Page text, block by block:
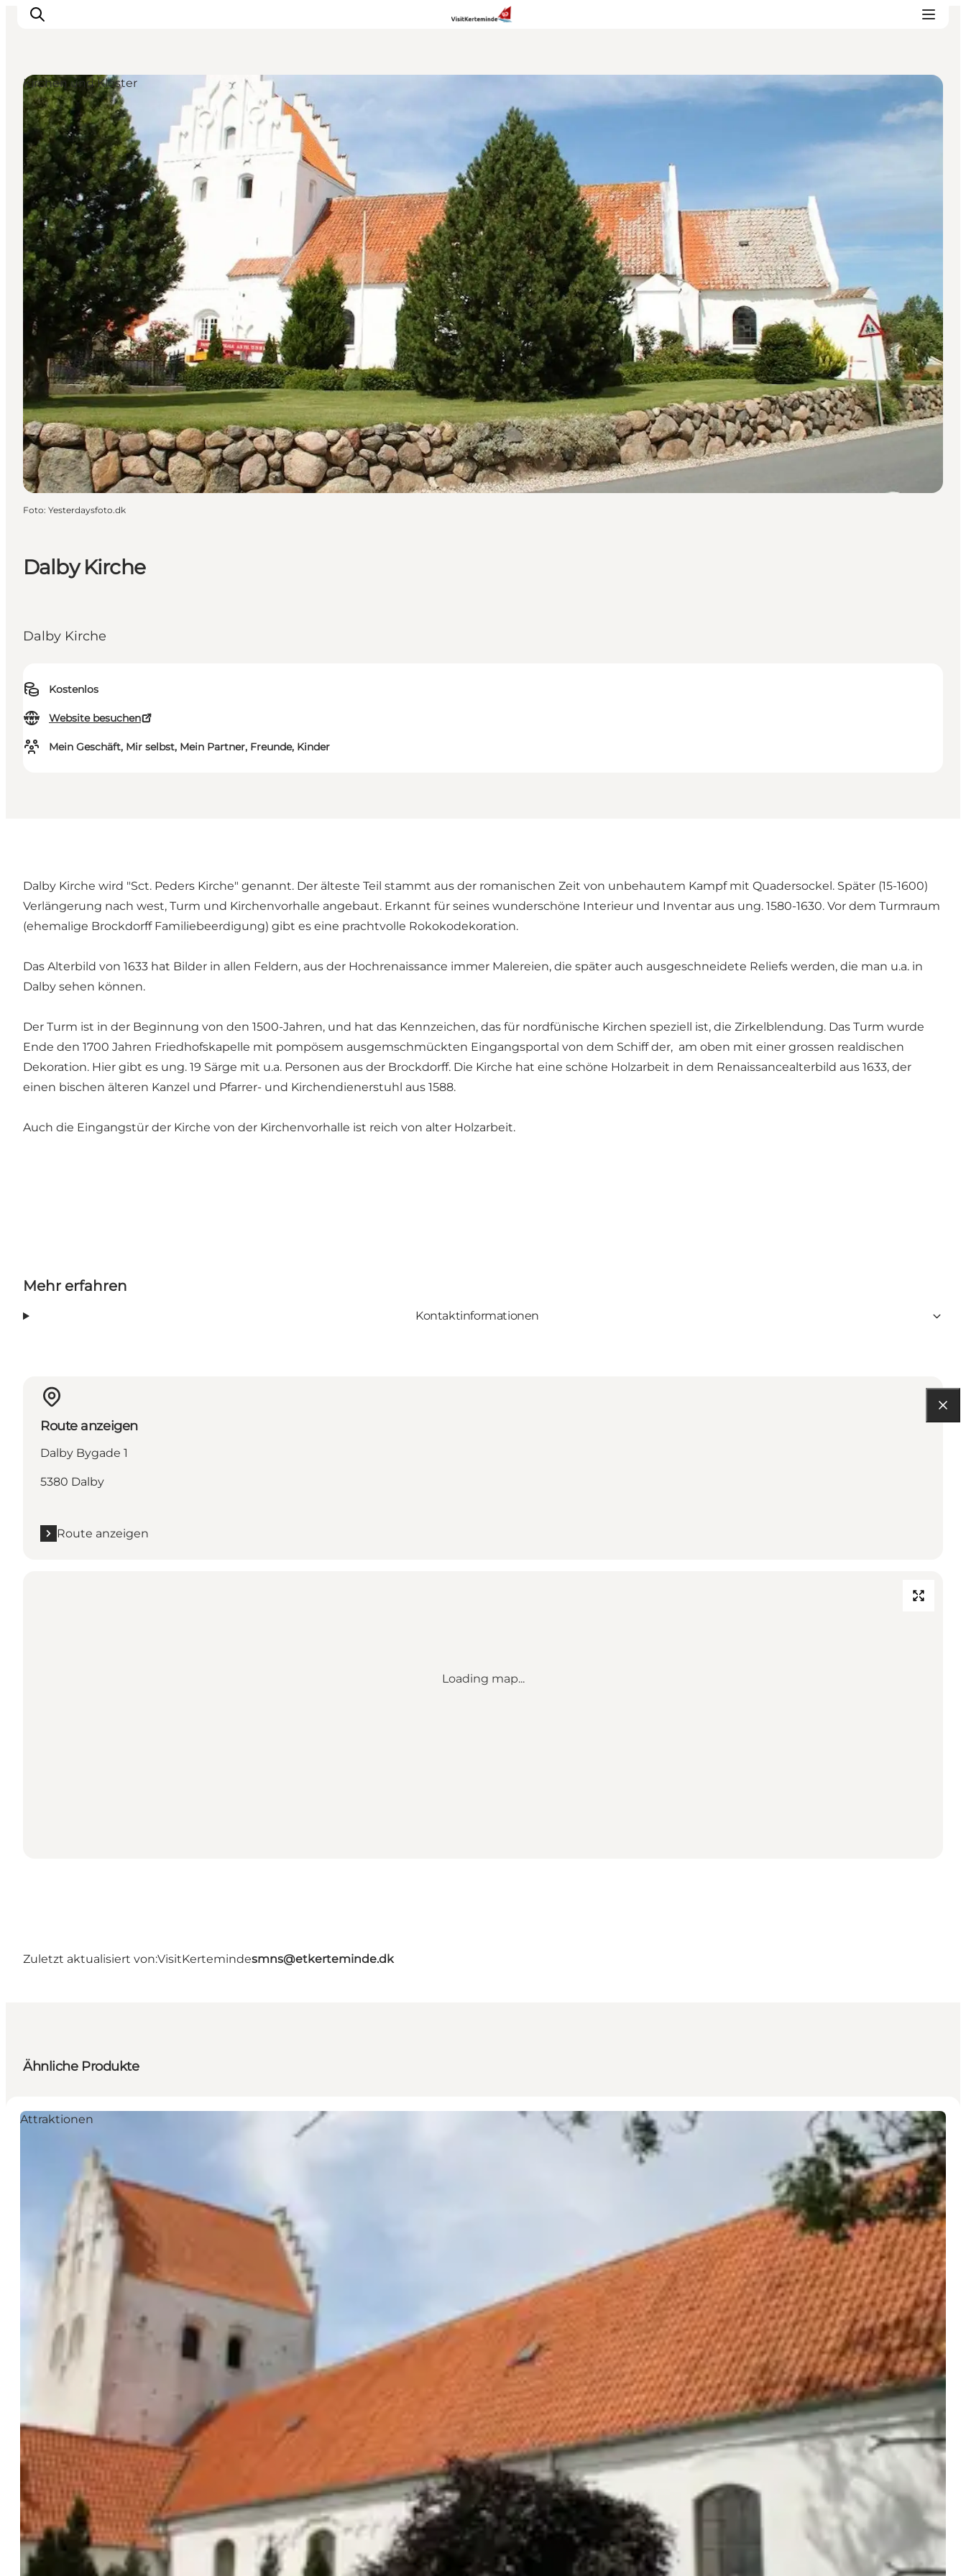
Sehenswürdigkeiten
Aktivitäten
Essen und trinken
Unterkünfte
Reiseplanung
Veranstaltungen
Dalby Kirche
Dalby Kirche
Kostenlos
Website besuchen
Mein Geschäft, Mir selbst, Mein Partner, Freunde, Kinder
Kirchen und Klöster
Foto: Yesterdaysfoto.dk
Dalby Kirche wird "Sct. Peders Kirche" genannt. Der älteste Teil stammt aus der romanischen Zeit von unbehautem Kampf mit Quadersockel. Später (15-1600)
Verlängerung nach west, Turm und Kirchenvorhalle angebaut. Erkannt für seines wunderschöne Interieur und Inventar aus ung. 1580-1630. Vor dem Turmraum
(ehemalige Brockdorff Familiebeerdigung) gibt es eine prachtvolle Rokokodekoration.
Das Alterbild von 1633 hat Bilder in allen Feldern, aus der Hochrenaissance immer Malereien, die später auch ausgeschneidete Reliefs werden, die man u.a. in
Dalby sehen können.
Der Turm ist in der Beginnung von den 1500-Jahren, und hat das Kennzeichen, das für nordfünische Kirchen speziell ist, die Zirkelblendung. Das Turm wurde
Ende den 1700 Jahren Friedhofskapelle mit pompösem ausgemschmückten Eingangsportal von dem Schiff der, am oben mit einer grossen realdischen
Dekoration. Hier gibt es ung. 19 Särge mit u.a. Personen aus der Brockdorff. Die Kirche hat eine schöne Holzarbeit in dem Renaissancealterbild aus 1633, der
einen bischen älteren Kanzel und Pfarrer- und Kirchendienerstuhl aus 1588.
Auch die Eingangstür der Kirche von der Kirchenvorhalle ist reich von alter Holzarbeit.
Mehr erfahren
Kontaktinformationen
Route anzeigen
Dalby Bygade 1
5380 Dalby
Route anzeigen
Loading map...
Zuletzt aktualisiert von:VisitKertemindesmns@etkerteminde.dk
Ähnliche Produkte
Attraktionen